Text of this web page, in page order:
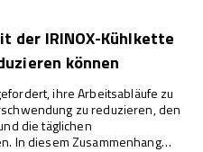
der IRINOX-Kühlkette
können
ihre Arbeitsabläufe zu
zu reduzieren, den
die täglichen
In diesem Zusammenhang